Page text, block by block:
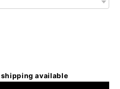
available